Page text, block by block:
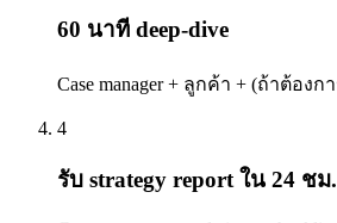
60 นาที deep-dive
Case manager + ลูกค้า + (ถ้าต้อง
4
รับ strategy report ใน 24 ชม.